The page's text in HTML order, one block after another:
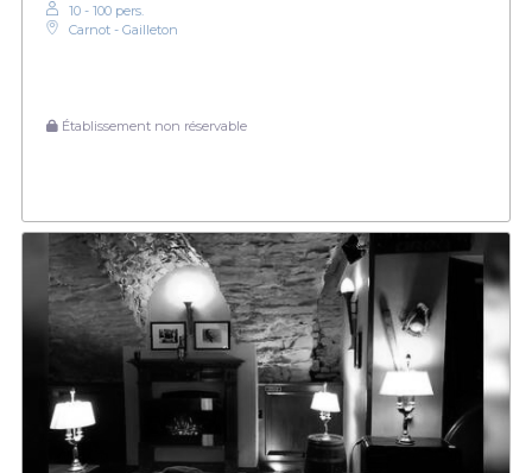
10 - 100 pers.
Carnot - Gailleton
Établissement non réservable